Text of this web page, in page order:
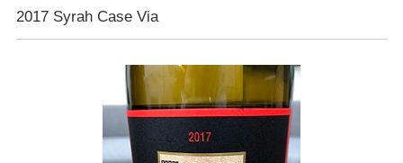
2017 Syrah Case Via